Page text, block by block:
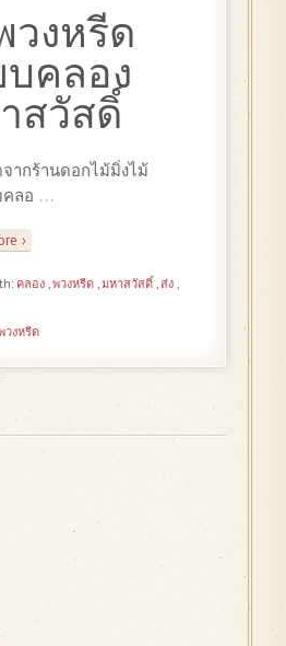
วงหรีด
บคลอง
สวัสดิ์
ากร้านดอกไม้มิ่งไม้
คลอ …
›
คลอง ,พวงหรีด ,มหาสวัสดิ์ ,ส่ง ,
วงหรีด